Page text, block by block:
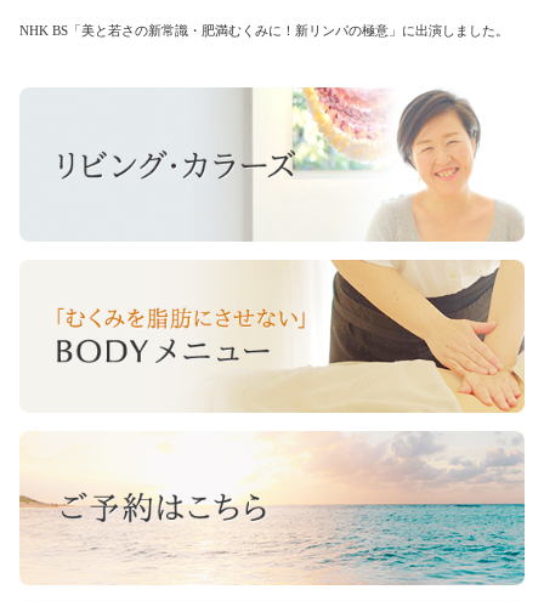
NHK BS「美と若さの新常識・肥満むくみに！新リンパの極意」に出演しました。